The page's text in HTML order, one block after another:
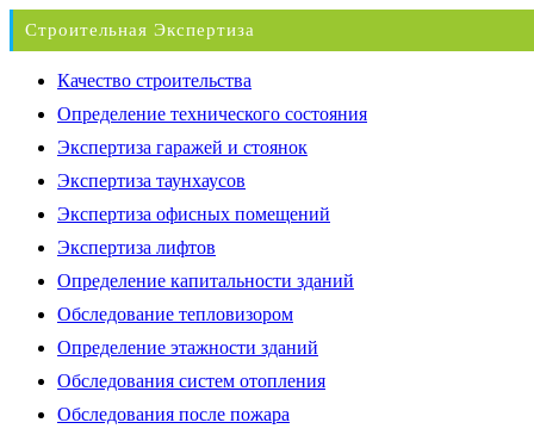
Строительная Экспертиза
Качество строительства
Определение технического состояния
Экспертиза гаражей и стоянок
Экспертиза таунхаусов
Экспертиза офисных помещений
Экспертиза лифтов
Определение капитальности зданий
Обследование тепловизором
Определение этажности зданий
Обследования систем отопления
Обследования после пожара